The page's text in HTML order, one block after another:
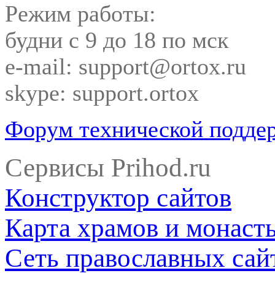
Режим работы:
будни с 9 до 18 по мск
e-mail: support@ortox.ru
skype: support.ortox
Форум технической
Сервисы Prihod.ru
Конструктор сайтов
Карта храмов и
Сеть православных